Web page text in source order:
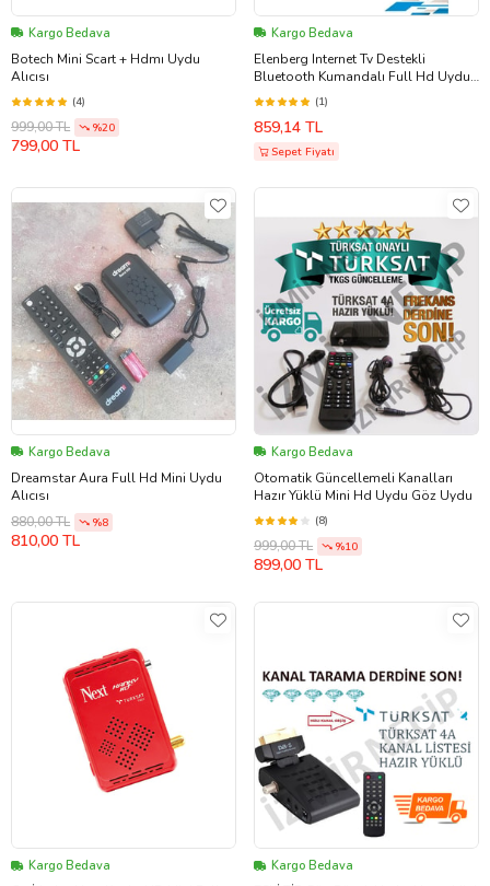
Kargo Bedava
Botech Mini Scart + Hdmı Uydu
Alıcısı
(4)
999,00 TL %20
799,00 TL
Kargo Bedava
Elenberg Internet Tv Destekli
Bluetooth Kumandalı Full Hd Uydu
Alıcı (Siyah)
(1)
859,14 TL
Sepet Fiyatı
Kargo Bedava
Dreamstar Aura Full Hd Mini Uydu
Alıcısı
880,00 TL
%8
810,00 TL
Kargo Bedava
Otomatik Güncellemeli Kanalları
Hazır Yüklü Mini Hd Uydu Göz Uydu
(8)
999,00 TL %10
899,00 TL
Kargo Bedava Kargo Bedava